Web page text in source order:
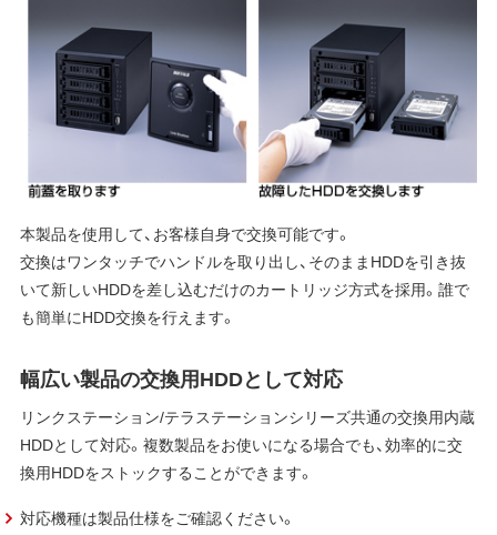
本製品を使用して、お客様自身で交換可能です。
交換はワンタッチでハンドルを取り出し、そのままHDDを引き抜
いて新しいHDDを差し込むだけのカートリッジ方式を採用。誰で
も簡単にHDD交換を行えます。
幅広い製品の交換用HDDとして対応
リンクステーション/テラステーションシリーズ共通の交換用内蔵
HDDとして対応。複数製品をお使いになる場合でも、効率的に交
換用HDDをストックすることができます。
対応機種は製品仕様をご確認ください。